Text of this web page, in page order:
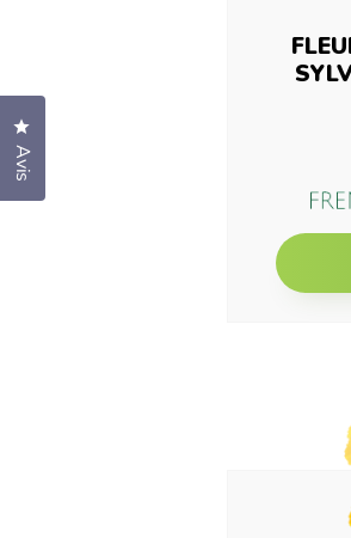
Avis
Cliquez pour ouvrir la fenêtre des avis